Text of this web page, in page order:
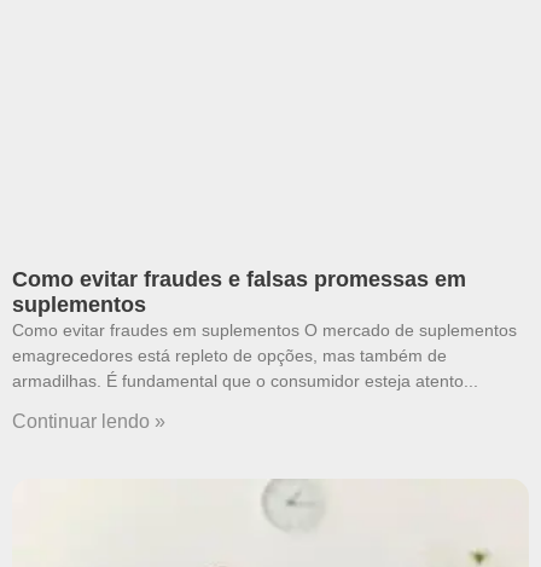
Como evitar fraudes e falsas promessas em
suplementos
Como evitar fraudes em suplementos O mercado de suplementos
emagrecedores está repleto de opções, mas também de
armadilhas. É fundamental que o consumidor esteja atento
Continuar lendo »